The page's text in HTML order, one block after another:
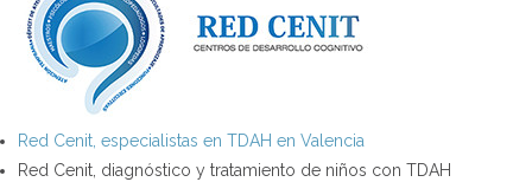
Red Cenit, especialistas en TDAH en Valencia
Red Cenit, diagnóstico y tratamiento de niños con TDAH